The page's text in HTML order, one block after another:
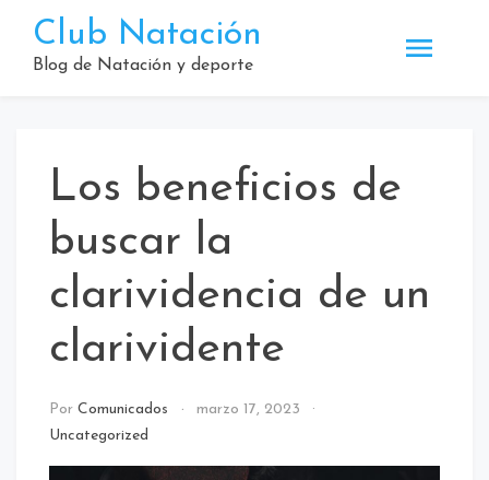
contenido
Club Natación
Blog de Natación y deporte
Los beneficios de
buscar la
clarividencia de un
clarividente
Por Comunicados
marzo 17, 2023
Uncategorized